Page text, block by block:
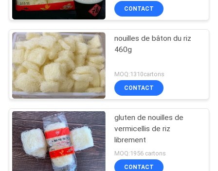
CONTACT
nouilles de bâton du riz
460g
MOQ:1310cartons
CONTACT
gluten de nouilles de
vermicellis de riz
librement
MOQ:1956 cartons
CONTACT